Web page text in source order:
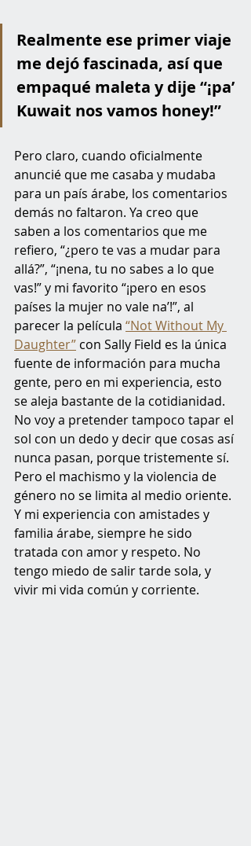
Realmente ese primer viaje
me dejó fascinada, así que
empaqué maleta y dije “¡pa’
Kuwait nos vamos honey!”
Pero claro, cuando oficialmente
anuncié que me casaba y mudaba
para un país árabe, los comentarios
demás no faltaron. Ya creo que
saben a los comentarios que me
refiero, “¿pero te vas a mudar para
allá?”, “¡nena, tu no sabes a lo que
vas!” y mi favorito “¡pero en esos
países la mujer no vale na’!”, al
parecer la película “Not Without My
Daughter” con Sally Field es la única
fuente de información para mucha
gente, pero en mi experiencia, esto
se aleja bastante de la cotidianidad.
No voy a pretender tampoco tapar el
sol con un dedo y decir que cosas así
nunca pasan, porque tristemente sí.
Pero el machismo y la violencia de
género no se limita al medio oriente.
Y mi experiencia con amistades y
familia árabe, siempre he sido
tratada con amor y respeto. No
tengo miedo de salir tarde sola, y
vivir mi vida común y corriente.